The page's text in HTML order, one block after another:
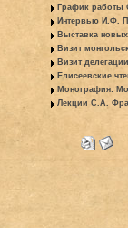
График работы
Интервью И.Ф.
Выставка
Визит
Визит
Елисеевские
Монография:
Лекции С.А.